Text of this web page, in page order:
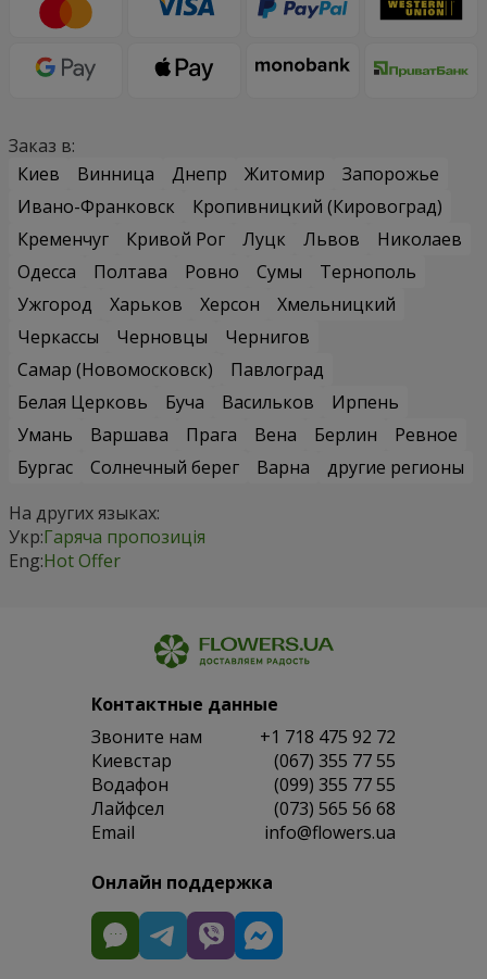
Заказ в:
Киев
Винница Днепр Житомир
Запорожье
Ивано-Франковск
Кропивницкий (Кировоград)
Кременчуг
Кривой Рог Луцк Львов
Николаев
Одесса
Полтава Ровно Сумы
Тернополь
Ужгород
Харьков Херсон
Хмельницкий
Черкассы
Черновцы
Чернигов
Самар (Новомосковск)
Павлоград
Белая Церковь
Буча Васильков
Ирпень
Умань
Варшава Прага Вена Берлин
Ревное
Бургас
Солнечный берег Варна
другие регионы
На других языках:
Укр:Гаряча пропозиція
Eng:Hot Offer
Контактные данные
Звоните нам
+1 718 475 92 72
Киевстар
(067) 355 77 55
Водафон
(099) 355 77 55
Лайфсел
(073) 565 56 68
Email
info@flowers.ua
Онлайн поддержка